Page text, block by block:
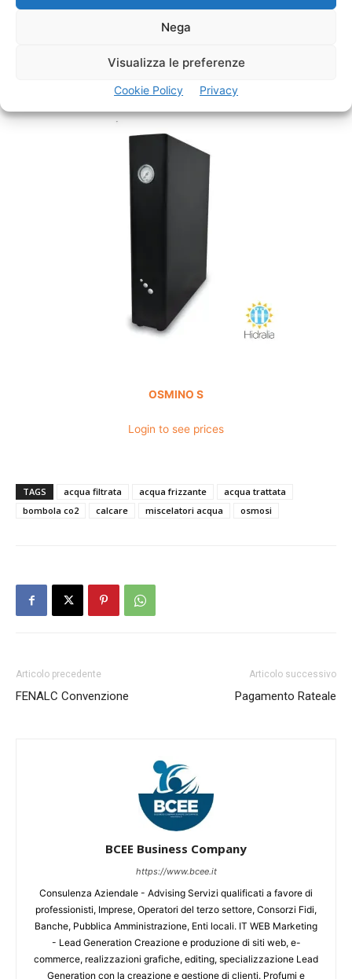
Nega
Visualizza le preferenze
Cookie Policy Privacy
FRIGASSO UP
Login to see prices
OSMINO S
Login to see prices
TAGS acqua filtrata acqua frizzante
acqua trattata
bombola co2
calcare miscelatori acqua osmosi
Articolo precedente
FENALC Convenzione
Articolo successivo
Pagamento Rateale
BCEE Business Company
https://www.bcee.it
Consulenza Aziendale - Advising Servizi qualificati a favore di
professionisti, Imprese, Operatori del terzo settore, Consorzi Fidi,
Banche, Pubblica Amministrazione, Enti locali. IT WEB Marketing
- Lead Generation Creazione e produzione di siti web, e-
commerce, realizzazioni grafiche, editing, specializzazione Lead
Generation con la creazione e gestione di clienti. Profumi e